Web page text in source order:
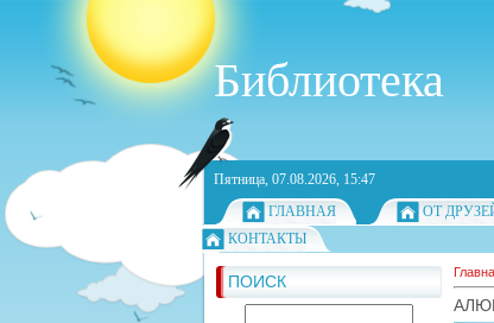
Библиотека
Пятница, 07.08.2026, 15:47
ГЛАВНАЯ
ОТ
КОНТАКТЫ
ПОИСК